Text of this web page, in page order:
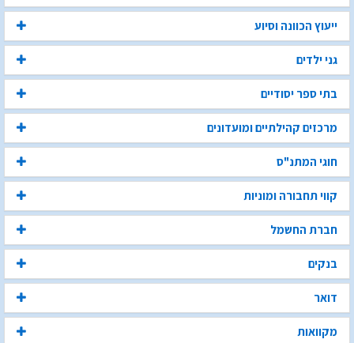
ייעוץ הכוונה וסיוע
גני ילדים
בתי ספר יסודיים
מרכזים קהילתיים ומועדונים
חוגי המתנ"ס
קווי תחבורה ומוניות
חברת החשמל
בנקים
דואר
מקוואות